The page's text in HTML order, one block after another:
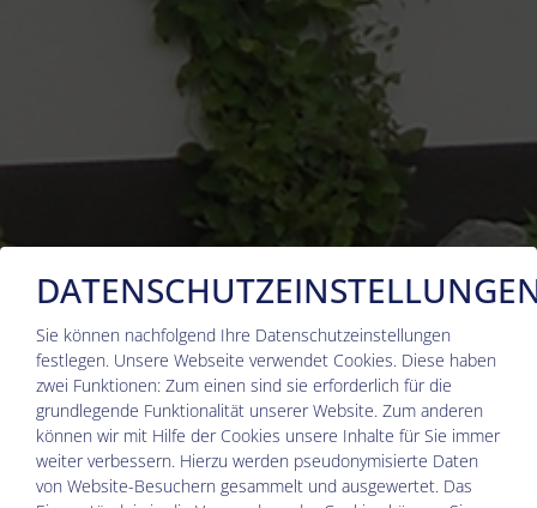
Sie können nachfolgend Ihre Datenschutzeinstellungen
festlegen. Unsere Webseite verwendet Cookies. Diese haben
zwei Funktionen: Zum einen sind sie erforderlich für die
grundlegende Funktionalität unserer Website. Zum anderen
können wir mit Hilfe der Cookies unsere Inhalte für Sie immer
weiter verbessern. Hierzu werden pseudonymisierte Daten
von Website-Besuchern gesammelt und ausgewertet. Das